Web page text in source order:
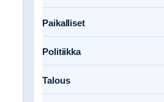
Paikalliset
Politiikka
Talous